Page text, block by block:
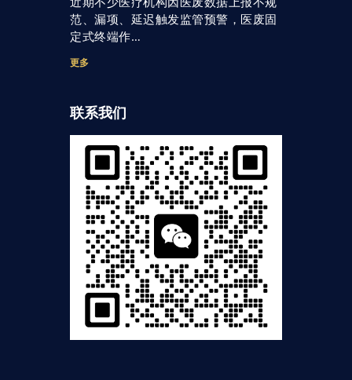
范、漏项、延迟触发监管预警，医废固
定式终端作…
更多
联系我们